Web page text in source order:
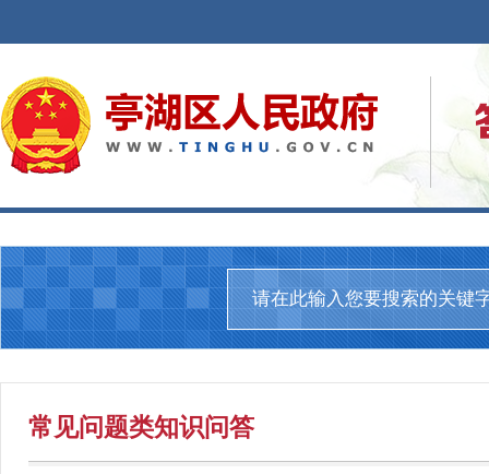
常见问题类知识问答